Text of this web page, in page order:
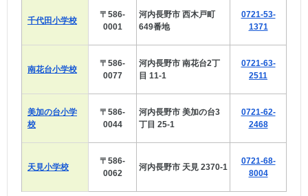
千代田小学校
〒586-
0001
河内長野市 西木戸町
649番地
0721-53-
1371
南花台小学校
〒586-
0077
河内長野市 南花台2丁
目 11-1
0721-63-
2511
美加の台小学
校
〒586-
0044
河内長野市 美加の台3
丁目 25-1
0721-62-
2468
天見小学校
〒586-
0062
河内長野市 天見 2370-1
0721-68-
8004